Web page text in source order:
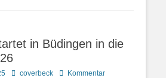
in Büdingen in die
Autorcoverbeck
Kommentar